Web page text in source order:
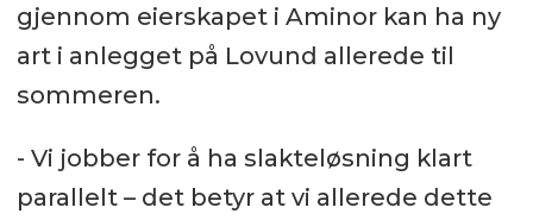
gjennom eierskapet i Aminor kan ha ny
art i anlegget på Lovund allerede til
sommeren.
- Vi jobber for å ha slakteløsning klart
parallelt – det betyr at vi allerede dette